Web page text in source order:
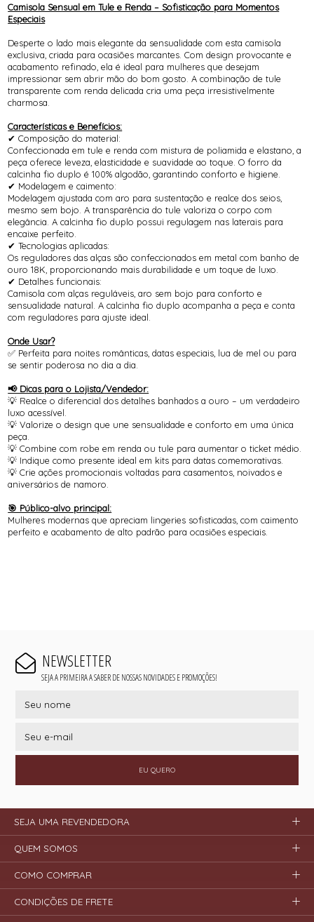
Camisola Sensual em Tule e Renda – Sofisticação para Momentos
Especiais
Desperte o lado mais elegante da sensualidade com esta camisola
exclusiva, criada para ocasiões marcantes. Com design provocante e
acabamento refinado, ela é ideal para mulheres que desejam
impressionar sem abrir mão do bom gosto. A combinação de tule
transparente com renda delicada cria uma peça irresistivelmente
charmosa.
Características e Benefícios:
✔ Composição do material:
Confeccionada em tule e renda com mistura de poliamida e elastano, a
peça oferece leveza, elasticidade e suavidade ao toque. O forro da
calcinha fio duplo é 100% algodão, garantindo conforto e higiene.
✔ Modelagem e caimento:
Modelagem ajustada com aro para sustentação e realce dos seios,
mesmo sem bojo. A transparência do tule valoriza o corpo com
elegância. A calcinha fio duplo possui regulagem nas laterais para
encaixe perfeito.
✔ Tecnologias aplicadas:
Os reguladores das alças são confeccionados em metal com banho de
ouro 18K, proporcionando mais durabilidade e um toque de luxo.
✔ Detalhes funcionais:
Camisola com alças reguláveis, aro sem bojo para conforto e
sensualidade natural. A calcinha fio duplo acompanha a peça e conta
com reguladores para ajuste ideal.
Onde Usar?
✅ Perfeita para noites românticas, datas especiais, lua de mel ou para
se sentir poderosa no dia a dia.
📢 Dicas para o Lojista/Vendedor:
💡 Realce o diferencial dos detalhes banhados a ouro – um verdadeiro
luxo acessível.
💡 Valorize o design que une sensualidade e conforto em uma única
peça.
💡 Combine com robe em renda ou tule para aumentar o ticket médio.
💡 Indique como presente ideal em kits para datas comemorativas.
💡 Crie ações promocionais voltadas para casamentos, noivados e
aniversários de namoro.
🎯 Público-alvo principal:
Mulheres modernas que apreciam lingeries sofisticadas, com caimento
perfeito e acabamento de alto padrão para ocasiões especiais.
NEWSLETTER
SEJA A PRIMEIRA A SABER DE NOSSAS NOVIDADES E PROMOÇÕES!
EU QUERO
SEJA UMA REVENDEDORA
QUEM SOMOS
COMO COMPRAR
CONDIÇÕES DE FRETE